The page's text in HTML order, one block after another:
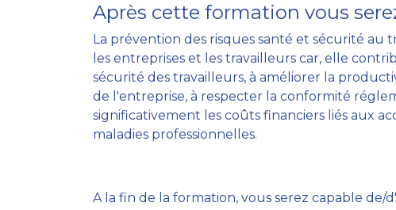
Après cette formation vous
La prévention des risques santé et sécurité au
les entreprises et les travailleurs car, elle
sécurité des travailleurs, à améliorer la
de l'entreprise, à respecter la conformité
significativement les coûts financiers liés aux
maladies professionnelles.
A la fin de la formation, vous serez capable de/